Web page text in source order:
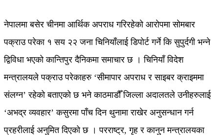
नेपालमा बसेर चीनमा आर्थिक अपराध गरिरहेको आरोपमा सोमबार
पक्राउ परेका १ सय २२ जना चिनियाँलाई डिपोर्ट गर्ने कि सुपुर्दगी भन्ने
द्विविधा भएको कान्तिपुर दैनिकमा समाचार छ । चिनियाँ विदेश
मन्त्रालयले पक्राउ परेकाहरु ‘सीमापार अपराध र साइबर क्राइममा
संलग्न’ रहेको बताएको छ भने काठमाडौँ जिल्ला अदालतले उनीहरुलाई
‘अभद्र व्यवहार’ कसुरमा पाँच दिन थुनामा राखेर अनुसन्धान गर्न
प्रहरीलाई अनुमित दिएको छ । परराष्ट्र, गृह र कानुन मन्त्रालयका